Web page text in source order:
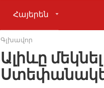
Հայերեն
Գլխավոր
Ալիևը